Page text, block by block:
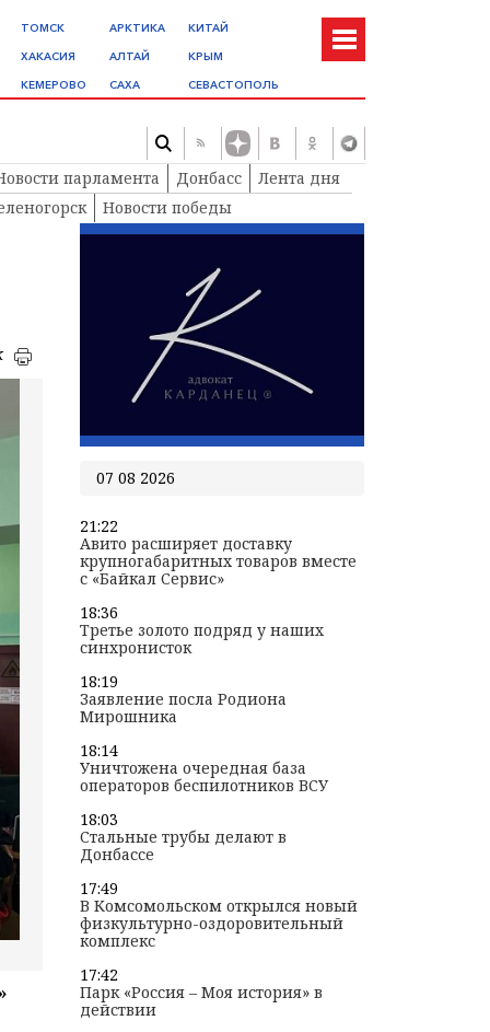
ТОМСК
ХАКАСИЯ
КЕМЕРОВО
АРКТИКА
АЛТАЙ
САХА
КИТАЙ
КРЫМ
СЕВАСТОПОЛЬ
парламента Донбасс
Лента дня
Новости победы
07 08 2026
21:22
Авито расширяет доставку
крупногабаритных товаров вместе
с «Байкал Сервис»
18:36
Третье золото подряд у наших
синхронисток
18:19
Заявление посла Родиона
Мирошника
18:14
Уничтожена очередная база
операторов беспилотников ВСУ
18:03
Стальные трубы делают в
Донбассе
17:49
В Комсомольском открылся новый
физкультурно-оздоровительный
комплекс
17:42
Парк «Россия – Моя история» в
действии